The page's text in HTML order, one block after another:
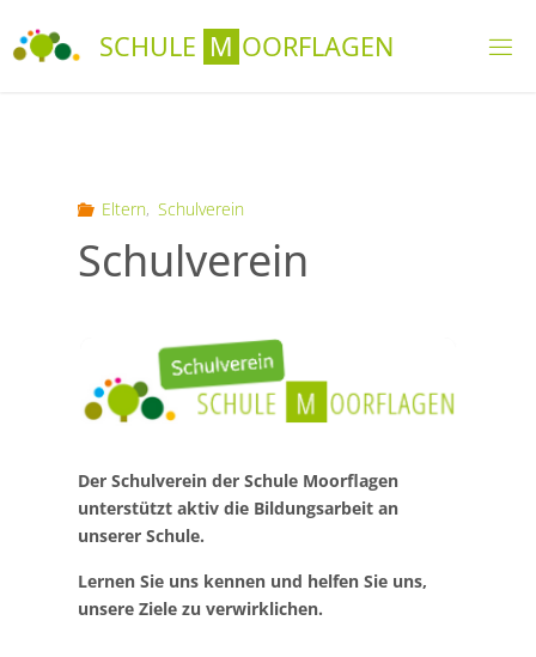
content
SCHULE M OORFLAGEN
Eltern, Schulverein
Schulverein
Der Schulverein der Schule Moorflagen
unterstützt aktiv die Bildungsarbeit an
unserer Schule.
Lernen Sie uns kennen und helfen Sie uns,
unsere Ziele zu verwirklichen.